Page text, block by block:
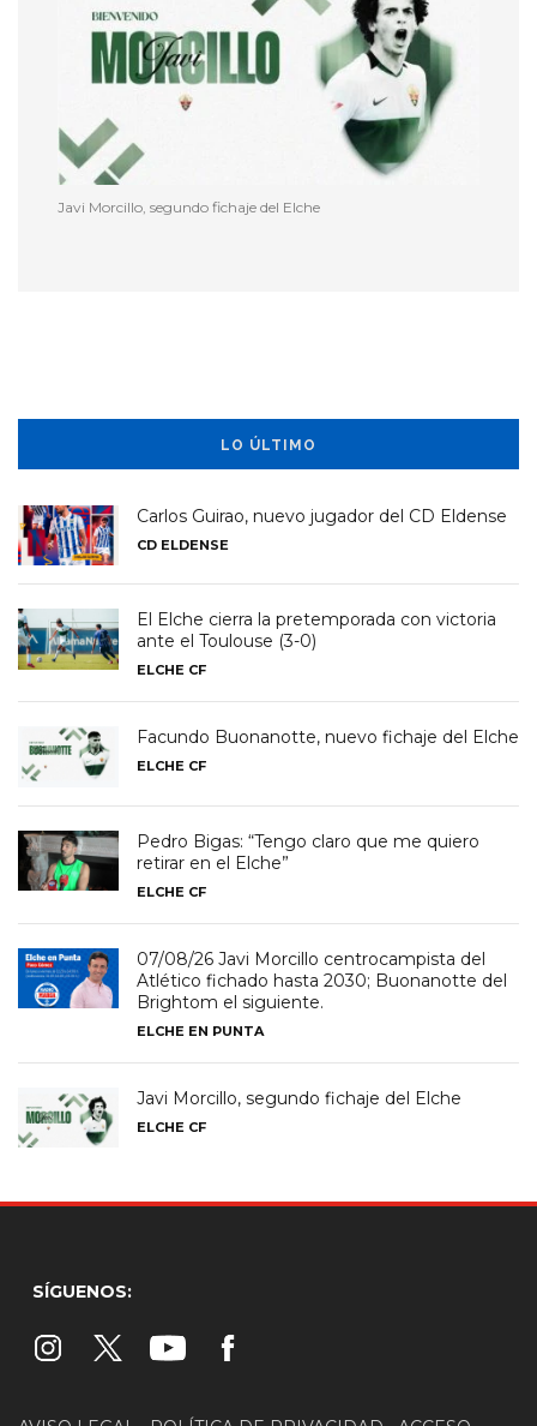
Javi Morcillo, segundo fichaje del Elche
LO ÚLTIMO
Carlos Guirao, nuevo jugador del CD Eldense
CD ELDENSE
El Elche cierra la pretemporada con victoria
ante el Toulouse (3-0)
ELCHE CF
Facundo Buonanotte, nuevo fichaje del Elche
ELCHE CF
Pedro Bigas: “Tengo claro que me quiero
retirar en el Elche”
ELCHE CF
07/08/26 Javi Morcillo centrocampista del
Atlético fichado hasta 2030; Buonanotte del
Brightom el siguiente.
ELCHE EN PUNTA
Javi Morcillo, segundo fichaje del Elche
ELCHE CF
SÍGUENOS: